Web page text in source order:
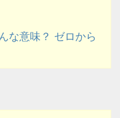
な意味？ ゼロから